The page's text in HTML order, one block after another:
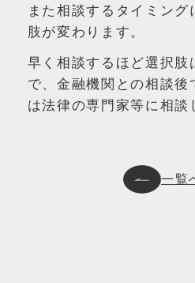
また相談するタイミン
肢が変わります。
早く相談するほど選択肢
で、金融機関との相談後
は法律の専門家等に相談
一覧